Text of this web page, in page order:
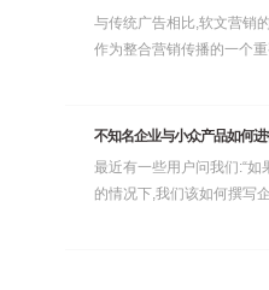
与传统广告相比,软文营销
作为整合营销传播的一个
不知名企业与小众产品如何
最近有一些用户问我们:“
的情况下,我们该如何撰写